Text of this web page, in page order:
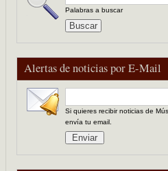
Palabras a buscar
Alertas de noticias por E-Mail
Si quieres recibir noticias de
envía tu email.